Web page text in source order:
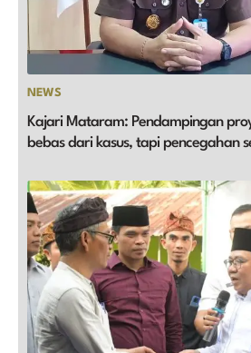
NEWS
Kajari Mataram: Pendampingan
bebas dari kasus, tapi pencegahan